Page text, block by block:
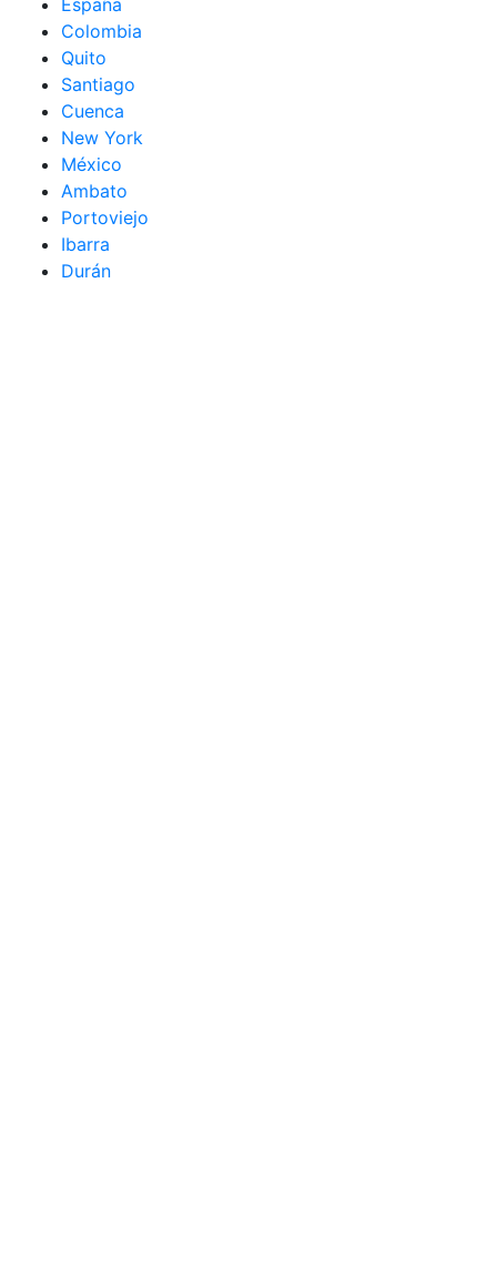
España
Colombia
Quito
Santiago
Cuenca
New York
México
Ambato
Portoviejo
Ibarra
Durán